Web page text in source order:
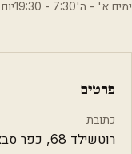
ימים א' - ה'7:30 - 19:30יום ו'9:00 - 13:00
פרטים
כתובת
רוטשילד 68, כפר סבא